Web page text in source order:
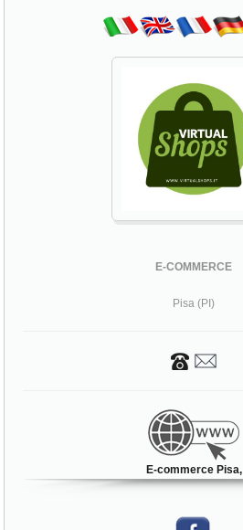
E-COMMERCE
Pisa (PI)
E-commerce Pisa,